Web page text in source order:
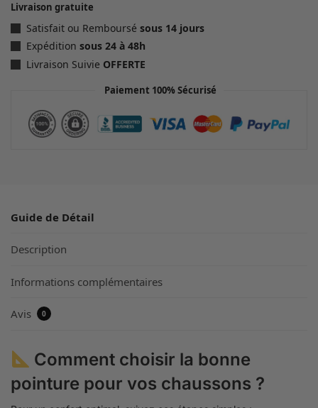
Livraison gratuite
Satisfait ou Remboursé sous 14 jours
Expédition sous 24 à 48h
Livraison Suivie OFFERTE
Paiement 100% Sécurisé
Guide de Détail
Description
Informations complémentaires
Avis 0
Comment choisir la bonne
pointure pour vos chaussons ?